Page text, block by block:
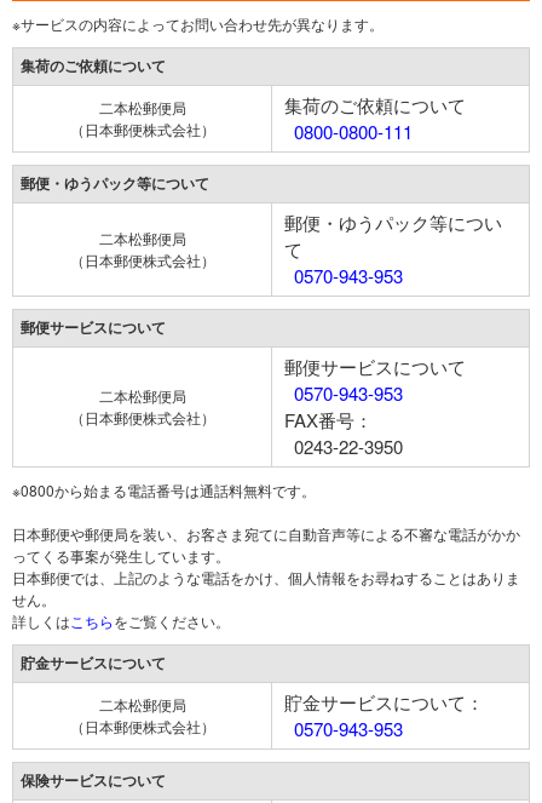
※サービスの内容によってお問い合わせ先が異なります。
集荷のご依頼について
二本松郵便局
（日本郵便株式会社）
集荷のご依頼について
0800-0800-111
郵便・ゆうパック等について
二本松郵便局
（日本郵便株式会社）
郵便・ゆうパック等につい
て
0570-943-953
郵便サービスについて
二本松郵便局
（日本郵便株式会社）
郵便サービスについて
0570-943-953
FAX番号：
0243-22-3950
※0800から始まる電話番号は通話料無料です。
日本郵便や郵便局を装い、お客さま宛てに自動音声等による不審な電話がかか
ってくる事案が発生しています。
日本郵便では、上記のような電話をかけ、個人情報をお尋ねすることはありま
せん。
詳しくは こちらをご覧ください。
貯金サービスについて
二本松郵便局
（日本郵便株式会社）
貯金サービスについて：
0570-943-953
保険サービスについて